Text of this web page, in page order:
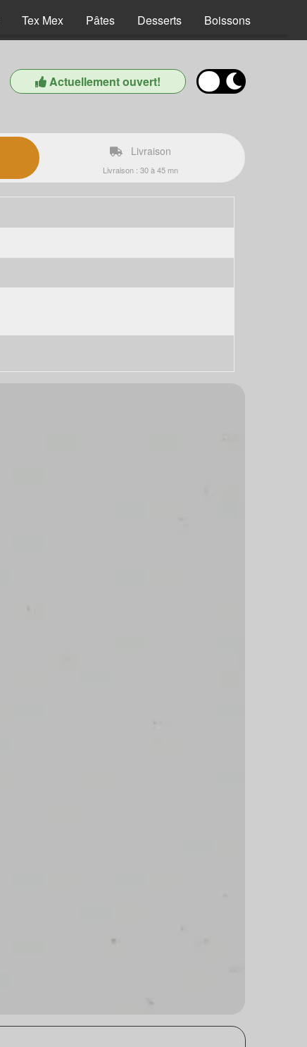
Tex Mex Pâtes Desserts Boissons
Actuellement ouvert!
Livraison
Livraison : 30 à 45 mn